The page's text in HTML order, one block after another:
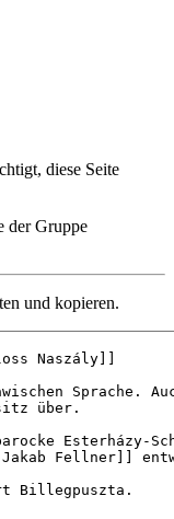
diese Seite
der Gruppe
und kopieren.